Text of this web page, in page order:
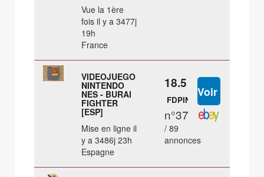
Vue la 1ère
fois il y a 3477j
19h
France
VIDEOJUEGO
NINTENDO
NES - BURAI
FIGHTER
[ESP]
Mise en ligne il
y a 3486j 23h
Espagne
18.5 €
FDPIN
n°37
/ 89
annonces